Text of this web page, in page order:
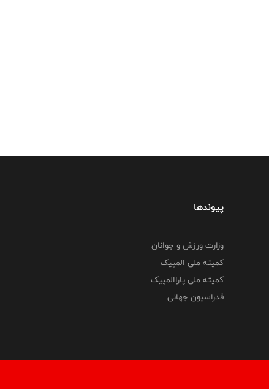
پیوندها
وزارت ورزش و جوانان
کمیته ملی المپیک
کمیته ملی پاراالمپیک
فدراسیون جهانی